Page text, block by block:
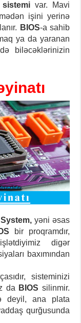
sistemi var. Mavi
işini yerinə
BIOS-a sahib
ya da yaranan
biləcəklərinizin
yəni əsas
bir proqramdır,
digər
baxımından
sisteminizi
da BIOS silinmir.
deyil, ana plata
qurğusunda